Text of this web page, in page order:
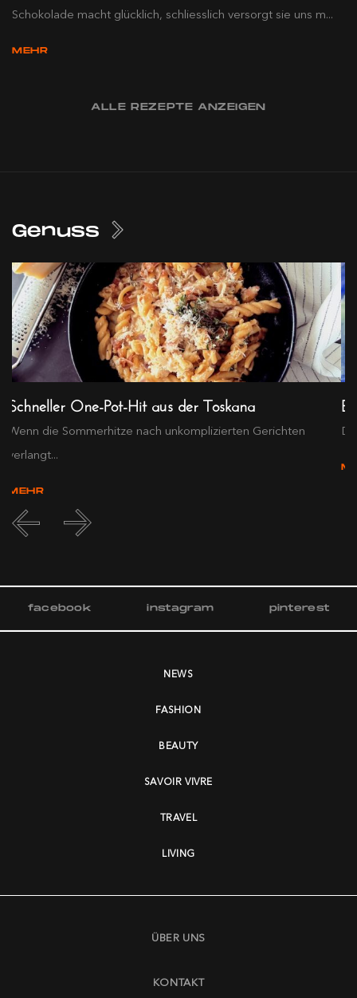
Schokolade macht glücklich, schliesslich versorgt sie uns m...
MEHR
ALLE REZEPTE ANZEIGEN
Genuss
Schneller One-Pot-Hit aus der Toskana
Wenn die Sommerhitze nach unkomplizierten Gerichten
verlangt...
MEHR
facebook instagram pinterest
NEWS
FASHION
BEAUTY
SAVOIR VIVRE
TRAVEL
LIVING
ÜBER UNS
KONTAKT